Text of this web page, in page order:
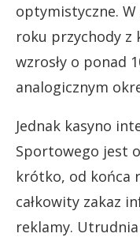
optymistyczne.
roku przychody z
wzrosły o ponad
analogicznym
Jednak kasyno
Sportowego jest
krótko, od końca
całkowity zakaz
reklamy.